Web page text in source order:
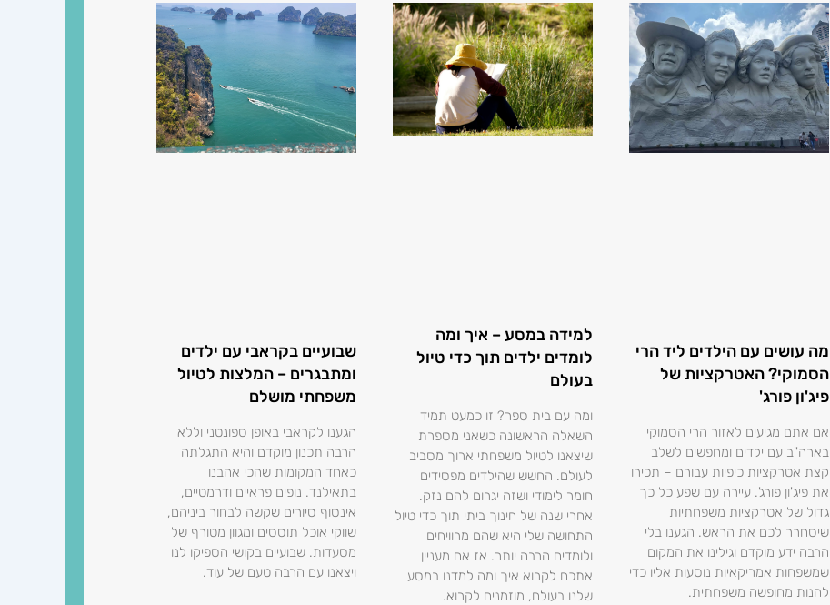
מה עושים עם הילדים ליד הרי
הסמוקי? האטרקציות של
פיג'ון פורג'
אם אתם מגיעים לאזור הרי הסמוקי
בארה"ב עם ילדים ומחפשים לשלב
קצת אטרקציות כיפיות עבורם – תכירו
את פיג'ון פורג'. עיירה עם שפע כל כך
גדול של אטרקציות משפחתיות
שיסחרר לכם את הראש. הגענו בלי
הרבה ידע מוקדם וגילינו את המקום
שמשפחות אמריקאיות נוסעות אליו כדי
להנות מחופשה משפחתית.
למידה במסע – איך ומה
לומדים ילדים תוך כדי טיול
בעולם
ומה עם בית ספר? זו כמעט תמיד
השאלה הראשונה כשאני מספרת
שיצאנו לטיול משפחתי ארוך מסביב
לעולם. החשש שהילדים מפסידים
חומר לימודי ושזה יגרום להם נזק.
אחרי שנה של חינוך ביתי תוך כדי טיול
התחושה שלי היא שהם מרוויחים
ולומדים הרבה יותר. אז אם מעניין
אתכם לקרוא איך ומה למדנו במסע
שלנו בעולם, מוזמנים לקרוא.
שבועיים בקראבי עם ילדים
ומתבגרים – המלצות לטיול
משפחתי מושלם
הגענו לקראבי באופן ספונטני וללא
הרבה תכנון מוקדם והיא התגלתה
כאחד המקומות שהכי אהבנו
בתאילנד. נופים פראיים ודרמטיים,
אינסוף סיורים שקשה לבחור ביניהם,
שווקי אוכל תוססים ומגוון מטורף של
מסעדות. שבועיים בקושי הספיקו לנו
ויצאנו עם הרבה טעם של עוד.